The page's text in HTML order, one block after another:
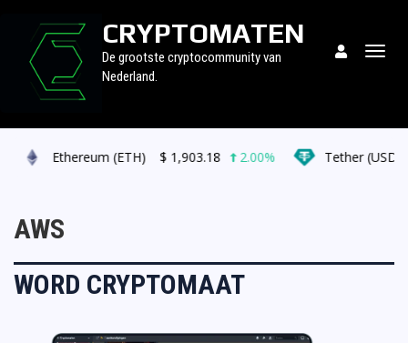
CRYPTOMATEN
De grootste cryptocommunity van
Nederland.
Ethereum (ETH) $1,903.18 2.00% Tether (USDT)
AWS
WORD CRYPTOMAAT